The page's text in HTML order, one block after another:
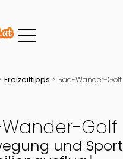
Freizeittipps > Rad-Wander-Golf
Golf
und Sport